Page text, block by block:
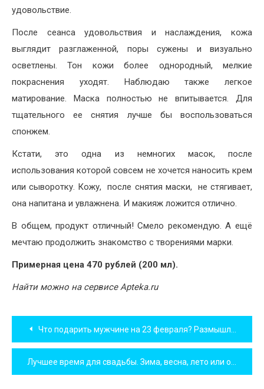
удовольствие.
После сеанса удовольствия и наслаждения, кожа
выглядит разглаженной, поры сужены и визуально
осветлены. Тон кожи более однородный, мелкие
покраснения уходят. Наблюдаю также легкое
матирование. Маска полностью не впитывается. Для
тщательного ее снятия лучше бы воспользоваться
спонжем.
Кстати, это одна из немногих масок, после
использования которой совсем не хочется наносить крем
или сыворотку. Кожу, после снятия маски, не стягивает,
она напитана и увлажнена. И макияж ложится отлично.
В общем, продукт отличный! Смело рекомендую. А ещё
мечтаю продолжить знакомство с творениями марки.
Примерная цена 470 рублей (200 мл).
Найти можно на сервисе Apteka.ru
Навигация
по
записям
Что подарить мужчине на 23 февраля? Размышляем и спрашиваем у самих мужчин!
Лучшее время для свадьбы. Зима, весна, лето или осень?